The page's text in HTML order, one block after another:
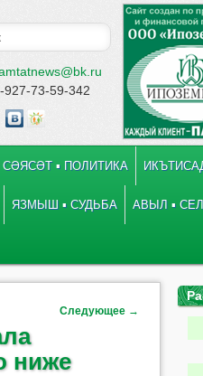
927-73-59-342
СӘЯСӘТ ▪ ПОЛИТИКА
ЯЗМЫШ ▪ СУДЬБА АВЫЛ ▪
Следующее →
ниже